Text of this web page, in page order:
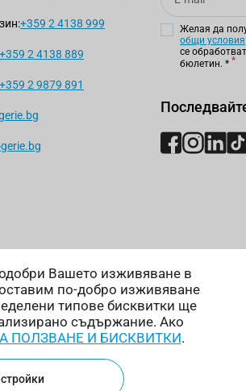
Вашето изживяване в
по-добро изживяване
типове бисквитки ще
съдържание. Ако
ПОЛЗВАНЕ И БИСКВИТКИ.
+359 2 4138 999
+359 2 4138 889
+359 2 9879 891
Желая да
общи условия
се
бюлетин. *